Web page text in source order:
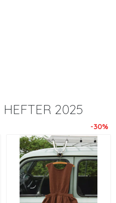
HEFTER 2025
-30%